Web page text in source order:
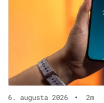
6. augusta 2026 • 2m